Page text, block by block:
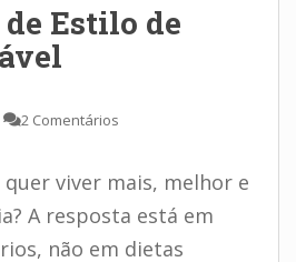
Estilo de
2 Comentários
viver mais, melhor e
A resposta está em
não em dietas